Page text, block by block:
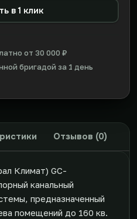
в 1 клик
от 30 000 ₽
бригадой за 1 день
Отзывов (0)
Климат) GC-
канальный
предназначенный
помещений до 160 кв.